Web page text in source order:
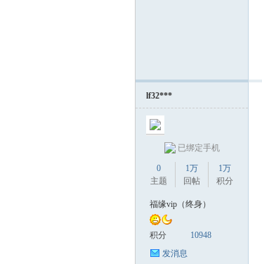
lf32***
已绑定手机
0
主题
1万
回帖
1万
积分
福缘vip（终身）
积分
10948
发消息